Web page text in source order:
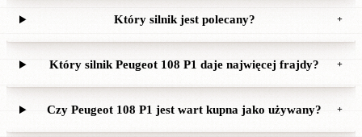
Który silnik jest polecany? +
Który silnik Peugeot 108 P1 daje najwięcej frajdy? +
Czy Peugeot 108 P1 jest wart kupna jako używany? +